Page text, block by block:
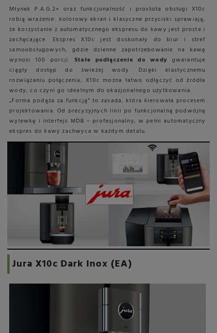
Młynek P.A.G.2+ oraz funkcjonalność i prostota obsługi X10c
robią wrażenie: kolorowy ekran i klasyczne przyciski sprawiają,
że korzystanie z automatycznego ekspresu do kawy jest proste i
zachęcające. Ekspres X10c jest doskonały do biur i stref
samoobsługowych, gdzie dzienne zapotrzebowanie na kawę
wynosi 100 porcji.Stałe podłączenie do wody gwarantuje
ciągły dostęp do świeżej wody. Dzięki elastycznemu
rozwiązaniu połączenia, X10c można łatwo odłączyć od źródła
wody, co czyni go idealnym do okazjonalnego użytkowania.
„Forma podąża za funkcją” to zasada, która kierowała procesem
projektowania. Od precyzyjnych linii po funkcjonalną podwójną
wylewkę i interfejs MDB – profesjonalny, w pełni automatyczny
ekspres do kawy zachwyca w każdym detalu.
Jura X10c Dark Inox (EA)